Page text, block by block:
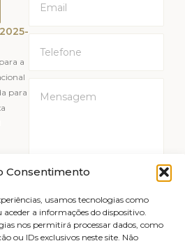
Consentimento
usamos tecnologias como
a informações do dispositivo.
nos permitirá processar dados, como
ou IDs exclusivos neste site. Não
a
para
Li e Aceito a
ENVIAR